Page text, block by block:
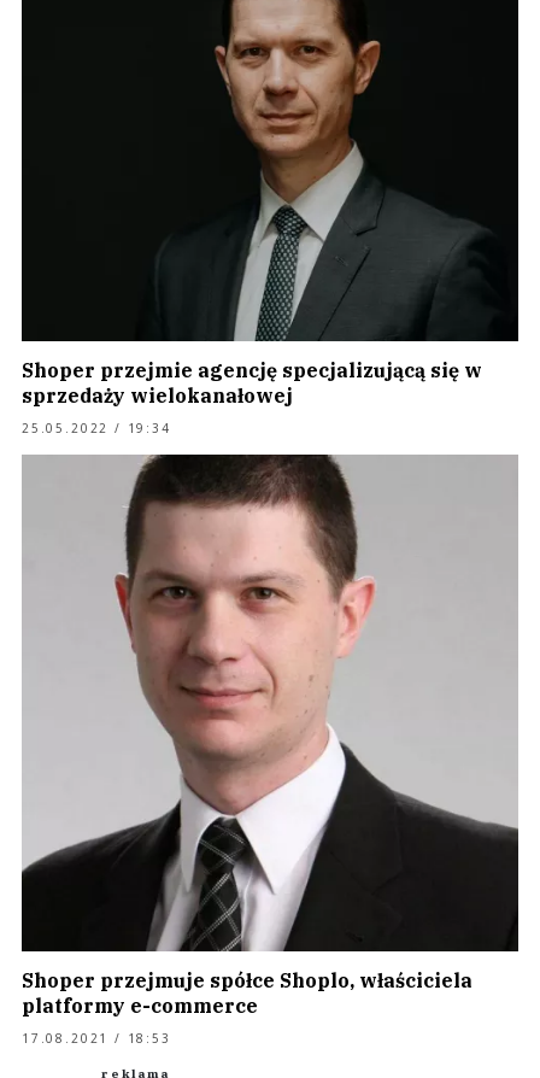
Shoper przejmie agencję specjalizującą się w
sprzedaży wielokanałowej
25.05.2022 / 19:34
Shoper przejmuje spółce Shoplo, właściciela
platformy e-commerce
17.08.2021 / 18:53